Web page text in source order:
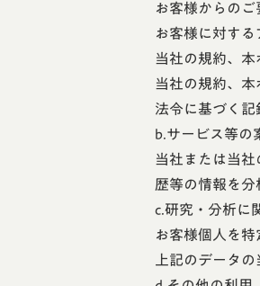
お客様からの
お客様に対す
当社の規約、
当社の規約、
法令に基づく
b.サービス等の
当社または当
歴等の情報を
c.研究・分析に
お客様個人を
上記のデータ